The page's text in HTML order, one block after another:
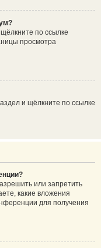
по ссылке
просмотра
и щёлкните по ссылке
или запретить
какие вложения
для получения